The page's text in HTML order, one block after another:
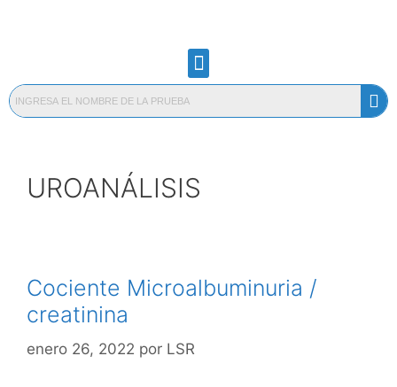
UROANÁLISIS
Cociente Microalbuminuria /
creatinina
enero 26, 2022 por LSR